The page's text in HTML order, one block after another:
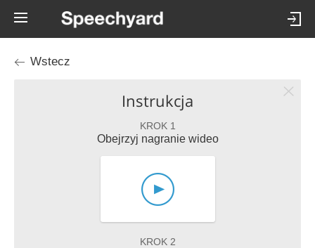
Wstecz
Instrukcja
KROK 1
Obejrzyj nagranie wideo
KROK 2